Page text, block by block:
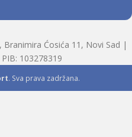
Branimira Ćosića 11, Novi Sad |
103278319
. Sva prava zadržana.